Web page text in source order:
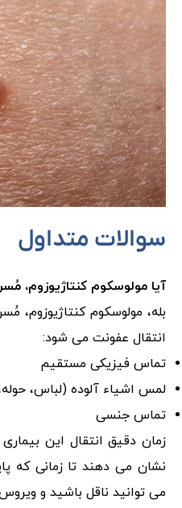
سوالات متداول
آیا مولوسکوم کنتاژیوزوم،
بله، مولوسکوم کنتاژیوزوم،
انتقال عفونت می شود:
تماس فیزیکی مستقیم
لمس اشیاء آلوده (لباس،
تماس جنسی
زمان دقیق انتقال این
نشان می دهند تا زمانی که
می توانید ناقل باشید و